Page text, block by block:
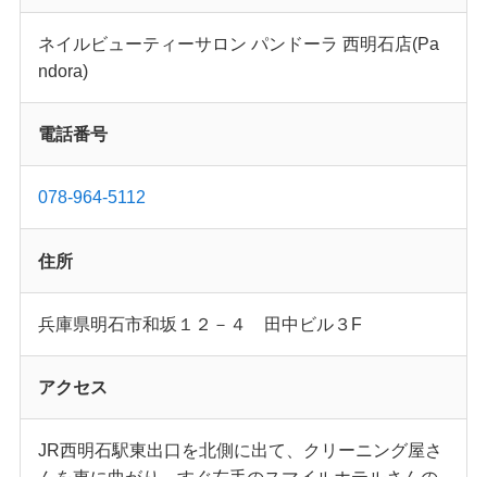
ネイルビューティーサロン パンドーラ 西明石店(Pa
ndora)
電話番号
078-964-5112
住所
兵庫県明石市和坂１２－４ 田中ビル３F
アクセス
JR西明石駅東出口を北側に出て、クリーニング屋さ